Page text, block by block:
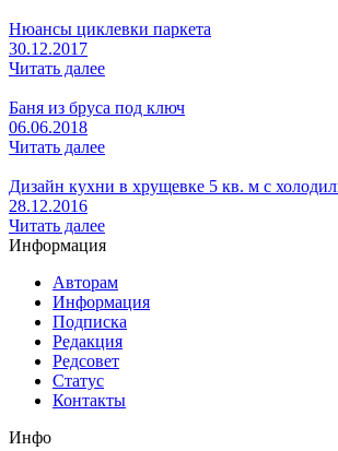
Нюансы циклевки паркета
30.12.2017
Читать далее
Баня из бруса под ключ
06.06.2018
Читать далее
Дизайн кухни в хрущевке 5 кв. м с
28.12.2016
Читать далее
Информация
Авторам
Информация
Подписка
Редакция
Редсовет
Статус
Контакты
Инфо